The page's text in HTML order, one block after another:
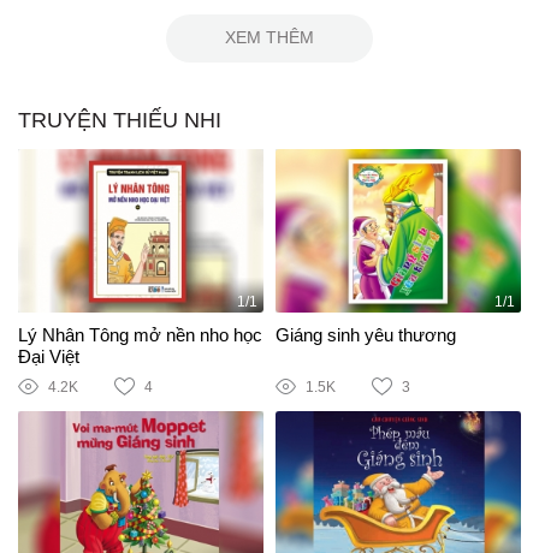
XEM THÊM
TRUYỆN THIẾU NHI
1/1
Lý Nhân Tông mở nền nho học
Đại Việt
4.2K 4
1/1
Giáng sinh yêu thương
1.5K 3